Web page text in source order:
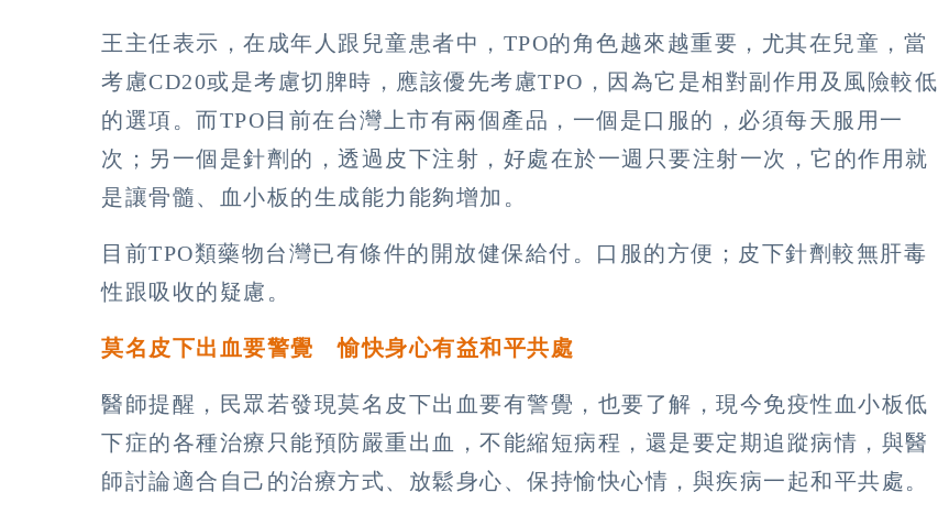
王主任表示，在成年人跟兒童患者中，TPO的角色越來越重要，尤其在兒童，當
考慮CD20或是考慮切脾時，應該優先考慮TPO，因為它是相對副作用及風險較低
的選項。而TPO目前在台灣上市有兩個產品，一個是口服的，必須每天服用一
次；另一個是針劑的，透過皮下注射，好處在於一週只要注射一次，它的作用就
是讓骨髓、血小板的生成能力能夠增加。
目前TPO類藥物台灣已有條件的開放健保給付。口服的方便；皮下針劑較無肝毒
性跟吸收的疑慮。
莫名皮下出血要警覺 愉快身心有益和平共處
醫師提醒，民眾若發現莫名皮下出血要有警覺，也要了解，現今免疫性血小板低
下症的各種治療只能預防嚴重出血，不能縮短病程，還是要定期追蹤病情，與醫
師討論適合自己的治療方式、放鬆身心、保持愉快心情，與疾病一起和平共處。